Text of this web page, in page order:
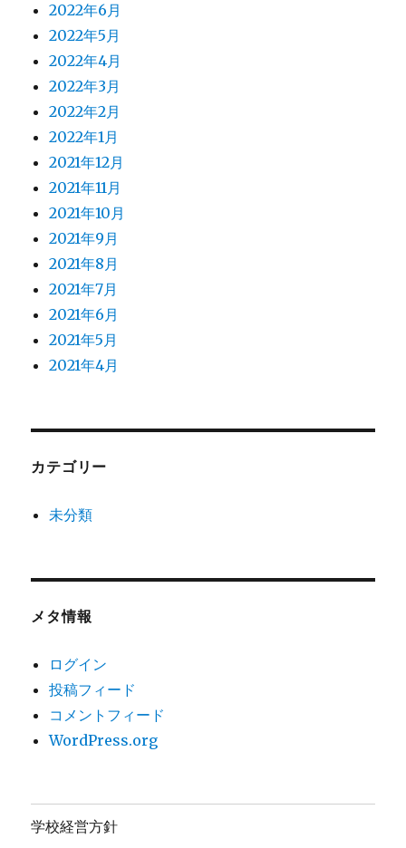
2022年6月
2022年5月
2022年4月
2022年3月
2022年2月
2022年1月
2021年12月
2021年11月
2021年10月
2021年9月
2021年8月
2021年7月
2021年6月
2021年5月
2021年4月
カテゴリー
未分類
メタ情報
ログイン
投稿フィード
コメントフィード
WordPress.org
学校経営方針